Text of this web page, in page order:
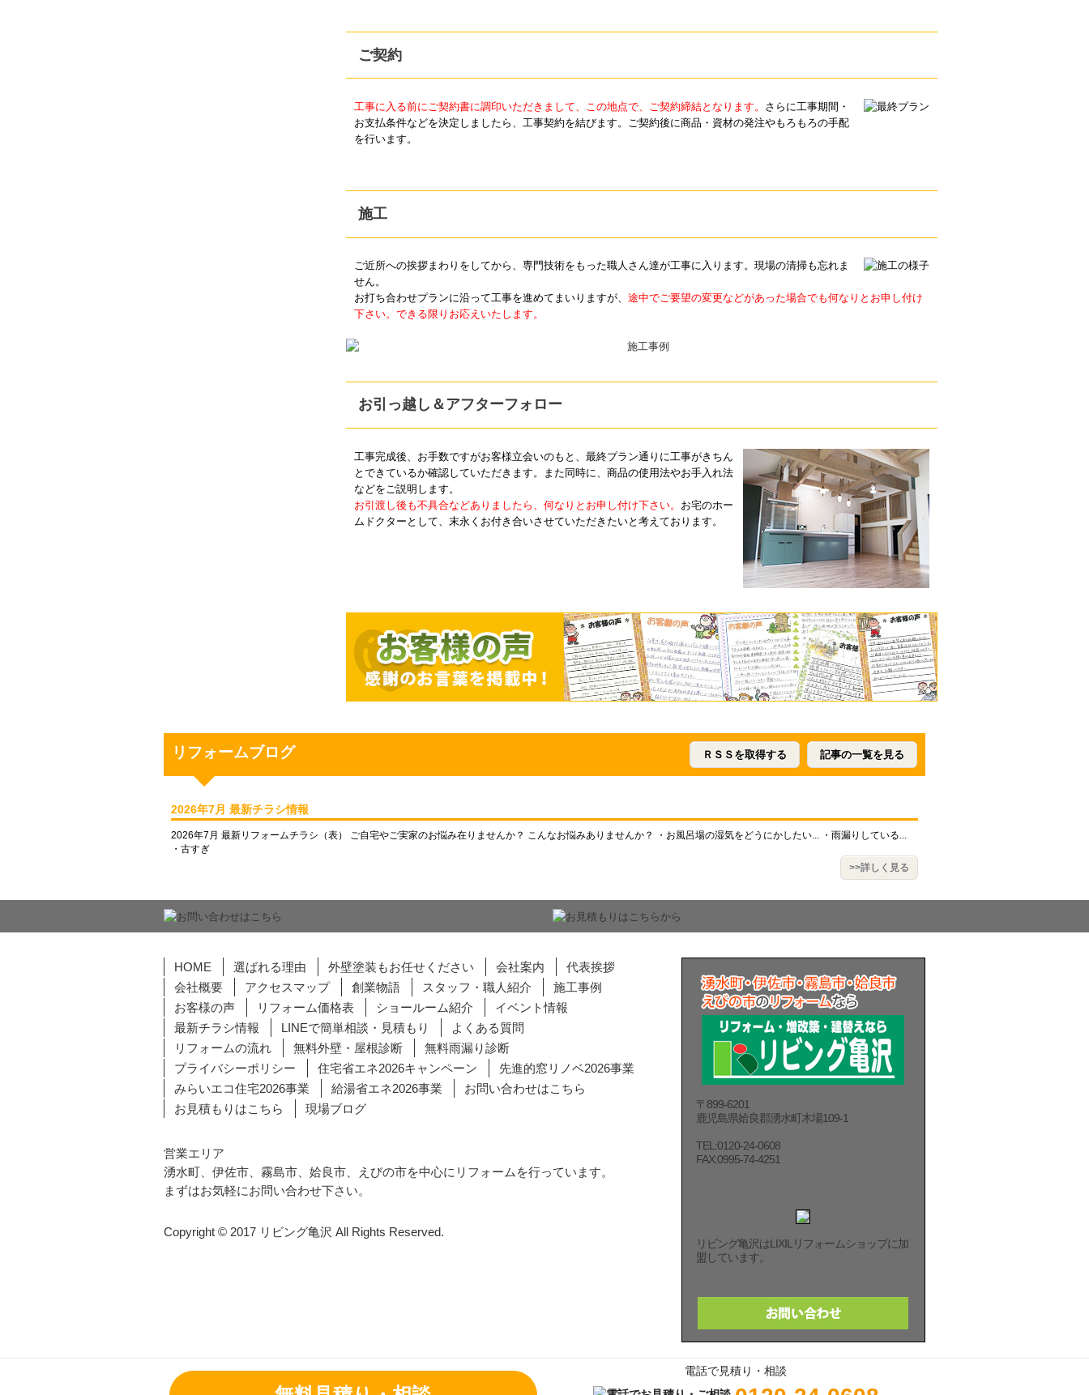
電話で見積り・相談
ご契約
工事に入る前にご契約書に調印いただきまして、この地点で、ご契約締結となります。 さらに工事期間・
お支払条件などを決定しましたら、工事契約を結びます。ご契約後に商品・資材の発注やもろもろの手配
を行います。
施工
ご近所への挨拶まわりをしてから、専門技術をもった職人さん達が工事に入ります。現場の清掃も忘れま
せん。
お打ち合わせプランに沿って工事を進めてまいりますが、 途中でご要望の変更などがあった場合でも何なりとお申し付け
下さい。できる限りお応えいたします。
お引っ越し＆アフターフォロー
工事完成後、お手数ですがお客様立会いのもと、最終プラン通りに工事がきちん
とできているか確認していただきます。また同時に、商品の使用法やお手入れ法
などをご説明します。
お引渡し後も不具合などありましたら、何なりとお申し付け下さい。 お宅のホー
ムドクターとして、末永くお付き合いさせていただきたいと考えております。
リフォームブログ 記事の一覧を見る
ＲＳＳを取得する
2026年7月 最新チラシ情報
2026年7月 最新リフォームチラシ（表） ご自宅やご実家のお悩み在りませんか？ こんなお悩みありませんか？ ・お風呂場の湿気をどうにかしたい... ・雨漏りしている...
・古すぎ
>>詳しく見る
HOME 選ばれる理由 外壁塗装もお任せください 会社案内
代表挨拶
会社概要
アクセスマップ 創業物語 スタッフ・職人紹介
施工事例
お客様の声
リフォーム価格表 ショールーム紹介
イベント情報
最新チラシ情報
LINEで簡単相談・見積もり
よくある質問
リフォームの流れ
無料外壁・屋根診断
無料雨漏り診断
プライバシーポリシー
住宅省エネ2026キャンペーン
先進的窓リノベ2026事業
みらいエコ住宅2026事業
給湯省エネ2026事業
お問い合わせはこちら
お見積もりはこちら
現場ブログ
営業エリア
湧水町、伊佐市、霧島市、姶良市、えびの市を中心にリフォームを行っています。
まずはお気軽にお問い合わせ下さい。
Copyright © 2017 リビング亀沢 All Rights Reserved.
〒899-6201
鹿児島県姶良郡湧水町木場109-1
TEL:0120-24-0608
FAX:0995-74-4251
リビング亀沢はLIXILリフォームショップに加
盟しています。